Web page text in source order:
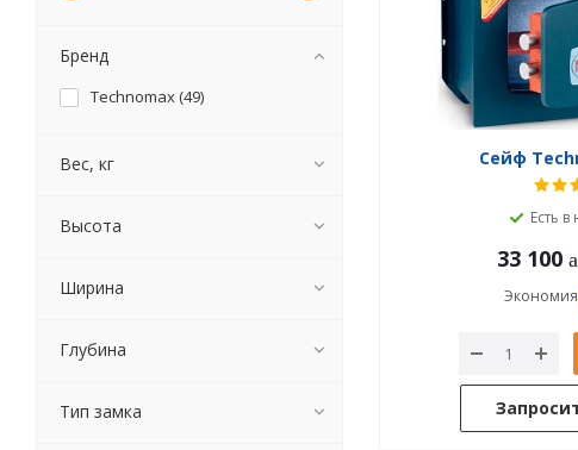
Сейф
Есть
33 100
Экономия
Бренд
Technomax (49)
Вес, кг
Высота
Ширина
Глубина
Тип замка